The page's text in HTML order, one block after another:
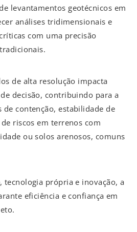
levantamentos geotécnicos em
análises tridimensionais e
com uma precisão
de alta resolução impacta
decisão, contribuindo para a
de contenção, estabilidade de
riscos em terrenos com
ou solos arenosos, comuns
tecnologia própria e inovação, a
eficiência e confiança em